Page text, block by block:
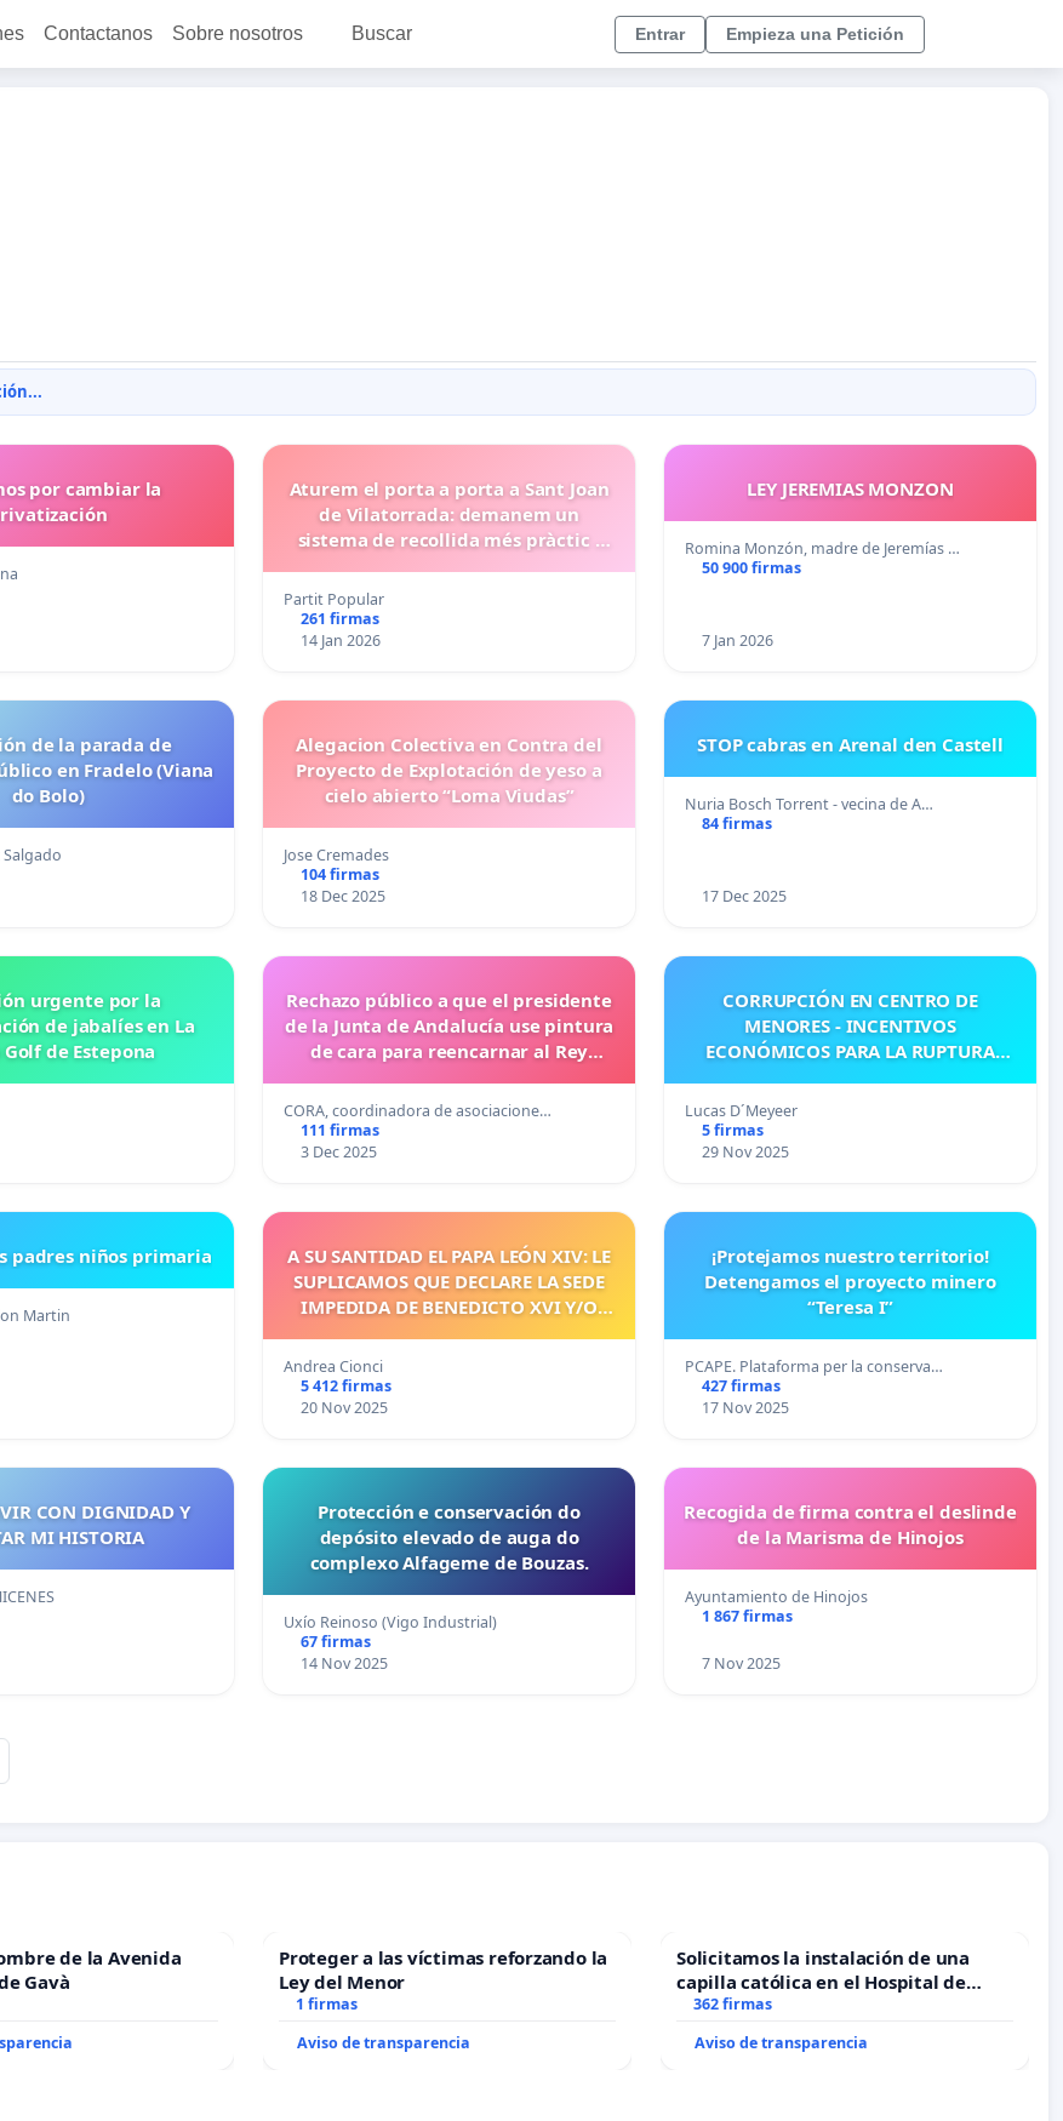
Contactanos Sobre nosotros Buscar Entrar Empieza una Petición
por cambiar la
Aturem el porta a porta a Sant Joan
de Vilatorrada: demanem un
sistema de recollida més pràctic i
Partit Popular
261 firmas
14 Jan 2026
LEY JEREMIAS MONZON
Romina Monzón, madre de Jeremías …
50 900 firmas
7 Jan 2026
de la parada de
en Fradelo (Viana
do Bolo)
Alegacion Colectiva en Contra del
Proyecto de Explotación de yeso a
cielo abierto “Loma Viudas”
Jose Cremades
104 firmas
18 Dec 2025
STOP cabras en Arenal den Castell
Nuria Bosch Torrent - vecina de A…
84 firmas
17 Dec 2025
urgente por la
de jabalíes en La
Golf de Estepona
Rechazo público a que el presidente
de la Junta de Andalucía use pintura
de cara para reencarnar al Rey
CORA, coordinadora de asociacione…
111 firmas
3 Dec 2025
CORRUPCIÓN EN CENTRO DE
MENORES - INCENTIVOS
ECONÓMICOS PARA LA RUPTURA
Lucas D´Meyeer
5 firmas
29 Nov 2025
padres niños primaria
Martin
A SU SANTIDAD EL PAPA LEÓN XIV: LE
SUPLICAMOS QUE DECLARE LA SEDE
IMPEDIDA DE BENEDICTO XVI Y/O
CORRESPONDIENTE
Andrea Cionci
5 412 firmas
20 Nov 2025
¡Protejamos nuestro territorio!
Detengamos el proyecto minero
“Teresa I”
PCAPE. Plataforma per la conserva…
427 firmas
17 Nov 2025
CON DIGNIDAD Y
MI HISTORIA
Protección e conservación do
depósito elevado de auga do
complexo Alfageme de Bouzas.
Uxío Reinoso (Vigo Industrial)
67 firmas
14 Nov 2025
Recogida de firma contra el deslinde
de la Marisma de Hinojos
Ayuntamiento de Hinojos
1 867 firmas
7 Nov 2025
de la Avenida
Gavà
Proteger a las víctimas reforzando la
Ley del Menor
1 firmas
Aviso de transparencia
Solicitamos la instalación de una
capilla católica en el Hospital de
Alcañiz
362 firmas
Aviso de transparencia